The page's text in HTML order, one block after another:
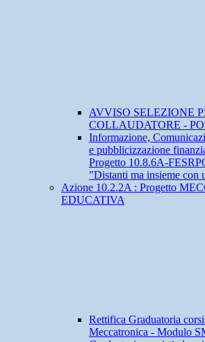
AVVISO SELEZIONE
COLLAUDATORE -
Informazione,
e pubblicizzazione
Progetto 10.8.6A-
"Distanti ma insieme con
Azione 10.2.2A : Progetto
EDUCATIVA
Rettifica Graduatoria
Meccatronica - Modulo